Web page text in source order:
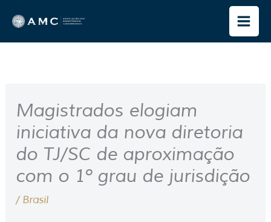
para
o
Magistrados elogiam
iniciativa da nova diretoria
do TJ/SC de aproximação
com o 1º grau de jurisdição
/ Brasil